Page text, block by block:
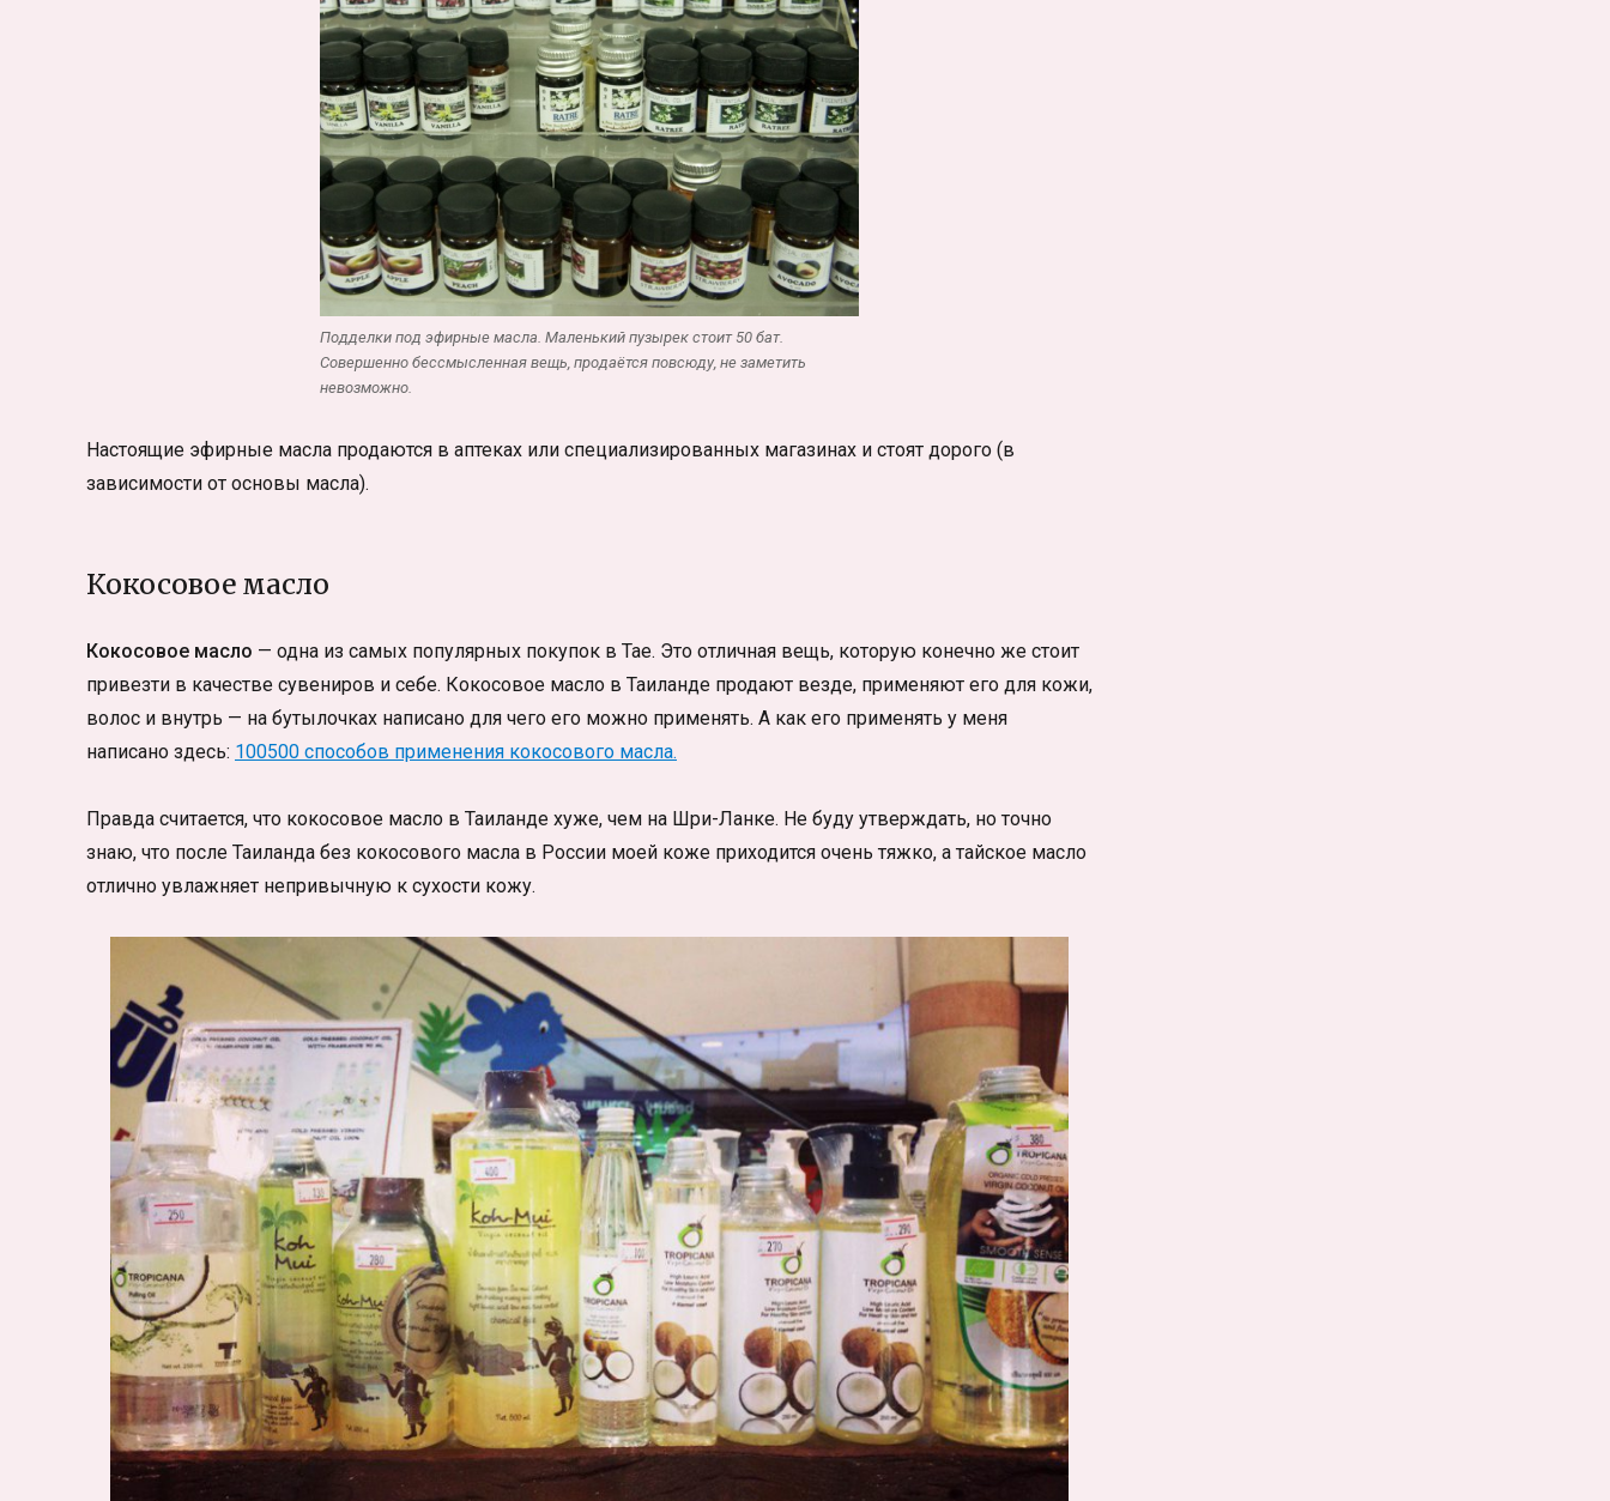
Подделки под эфирные масла. Маленький пузырек стоит 50 бат.
Совершенно бессмысленная вещь, продаётся повсюду, не заметить
невозможно.
Настоящие эфирные масла продаются в аптеках или специализированных магазинах и стоят дорого (в
зависимости от основы масла).
Кокосовое масло
Кокосовое масло — одна из самых популярных покупок в Тае. Это отличная вещь, которую конечно же стоит
привезти в качестве сувениров и себе. Кокосовое масло в Таиланде продают везде, применяют его для кожи,
волос и внутрь — на бутылочках написано для чего его можно применять. А как его применять у меня
написано здесь: 100500 способов применения кокосового масла.
Правда считается, что кокосовое масло в Таиланде хуже, чем на Шри-Ланке. Не буду утверждать, но точно
знаю, что после Таиланда без кокосового масла в России моей коже приходится очень тяжко, а тайское масло
отлично увлажняет непривычную к сухости кожу.